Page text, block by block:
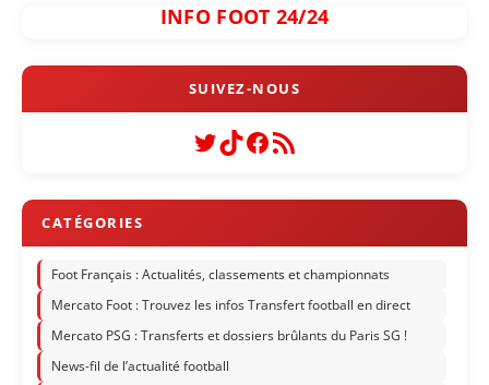
INFO FOOT 24/24
Twitter
TikTok
Facebook
Flux RSS
Foot Français : Actualités, classements et championnats
Mercato Foot : Trouvez les infos Transfert football en direct
Mercato PSG : Transferts et dossiers brûlants du Paris SG !
News-fil de l’actualité football